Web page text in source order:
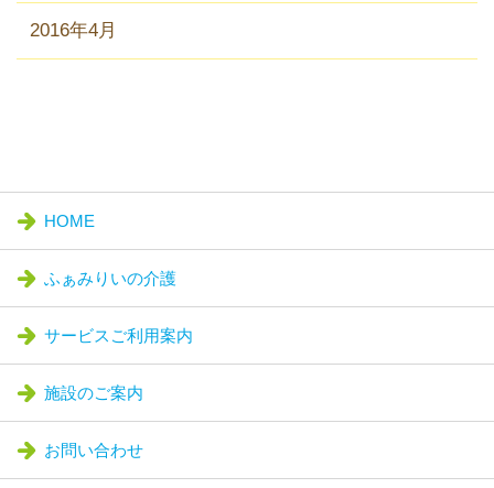
2016年4月
HOME
ふぁみりいの介護
サービスご利用案内
施設のご案内
お問い合わせ